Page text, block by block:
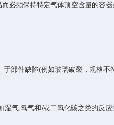
必须保持特定气体顶空含量的容器
部件缺陷(例如玻璃破裂，规格不
气,氧气和/或二氧化碳之类的反应